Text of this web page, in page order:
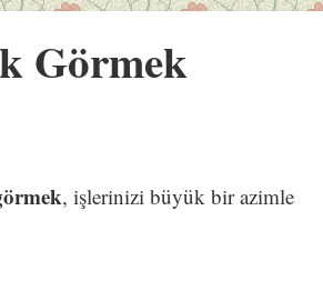
Görmek
, işlerinizi büyük bir azimle